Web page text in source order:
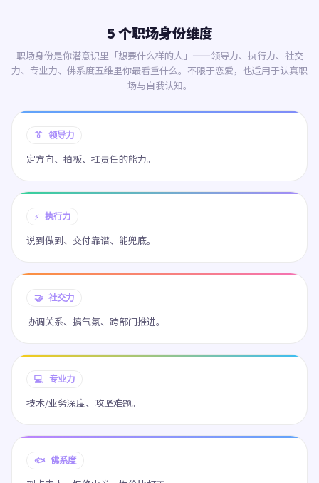
5 个职场身份维度
职场身份是你潜意识里「想要什么样的人」——领导力、执行力、社交
力、专业力、佛系度五维里你最看重什么。不限于恋爱，也适用于认真职
场与自我认知。
👔 领导力
定方向、拍板、扛责任的能力。
⚡ 执行力
说到做到、交付靠谱、能兜底。
🤝 社交力
协调关系、搞气氛、跨部门推进。
💻 专业力
技术/业务深度、攻坚难题。
🐟 佛系度